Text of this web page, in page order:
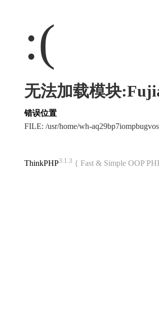
:(
无法加载模块
错误位置
FILE: /usr/home/wh-
ThinkPHP3.1.3 { Fast & Simple OOP